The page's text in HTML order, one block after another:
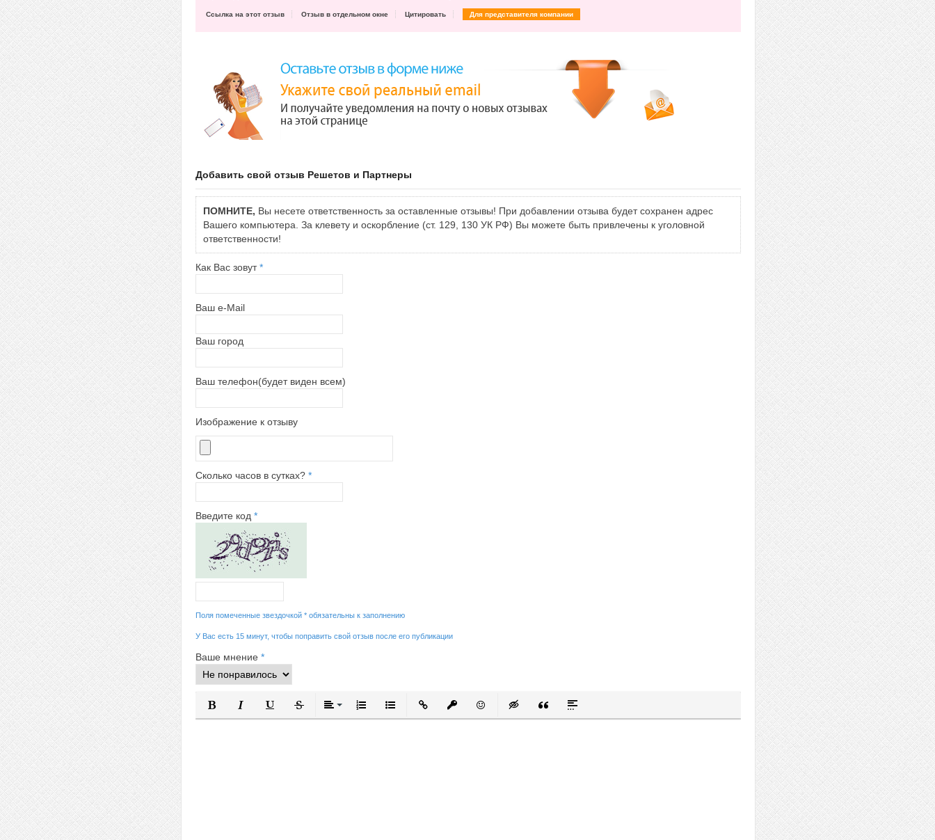
Ссылка на этот отзыв Отзыв в отдельном окне Цитировать Для представителя компании
Добавить свой отзыв Решетов и Партнеры
ПОМНИТЕ, Вы несете ответственность за оставленные отзывы! При добавлении отзыва будет сохранен адрес
Вашего компьютера. За клевету и оскорбление (ст. 129, 130 УК РФ) Вы можете быть привлечены к уголовной
ответственности!
Как Вас зовут*
Ваш e-Mail
Ваш город
Ваш телефон(будет виден всем)
Изображение к отзыву
Сколько часов в сутках? *
Введите код *
Поля помеченные звездочкой * обязательны к заполнению
У Вас есть 15 минут, чтобы поправить свой отзыв после его публикации
Ваше мнение *
Полужирный
КурсивПодчеркнутый
ЗачеркнутыйВыравнивание
Нумерованный список
Маркированный список
Вставить ссылку
Вставить защищенную ссылку
Вставить смайлик
Вставка скрытого текста
Вставка цитаты
Вставка спойлера